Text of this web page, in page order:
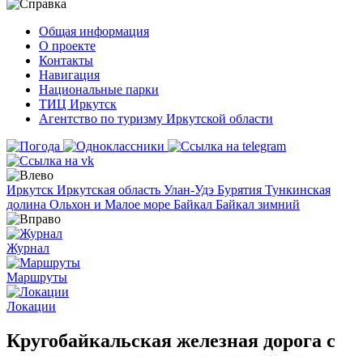
Общая информация
О проекте
Контакты
Навигация
Национальные парки
ТИЦ Иркутск
Агентство по туризму Иркутской области
Иркутск Иркутская область Улан-Удэ Бурятия Тункинская
долина Ольхон и Малое море Байкал Байкал зимний
Журнал
Маршруты
Локации
Кругобайкальская железная дорога с